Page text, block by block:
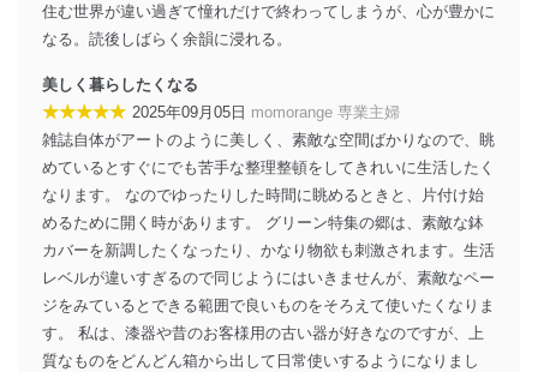
メール等により個人データの含まれるファイルを
送信する場合に、当該ファイルへのパスワードを
個人情報保護マネジメントシステムの継続的改善
当社は、内部監査及びマネジメントレビューの機会を通
じて、個人情報保護マネジメントシステムを継続的に改
善し、常に最良の状態を維持します。
苦情及び相談受付け窓口
貴殿の個人情報及び当社の個人情報保護マネジメントシ
ステムに関するご相談及び苦情については以下までご連
絡ください。
適切、かつ迅速に対応させていただきます。
住む世界が違い過ぎて憧れだけで終わってしまうが、心が豊かに
なる。読後しばらく余韻に浸れる。
美しく暮らしたくなる
★★★★★ 2025年09月05日 momorange 専業主婦
雑誌自体がアートのように美しく、素敵な空間ばかりなので、眺
めているとすぐにでも苦手な整理整頓をしてきれいに生活したく
なります。 なのでゆったりした時間に眺めるときと、片付け始
めるために開く時があります。 グリーン特集の郷は、素敵な鉢
カバーを新調したくなったり、かなり物欲も刺激されます。生活
レベルが違いすぎるので同じようにはいきませんが、素敵なペー
ジをみているとできる範囲で良いものをそろえて使いたくなりま
す。 私は、漆器や昔のお客様用の古い器が好きなのですが、上
質なものをどんどん箱から出して日常使いするようになりまし